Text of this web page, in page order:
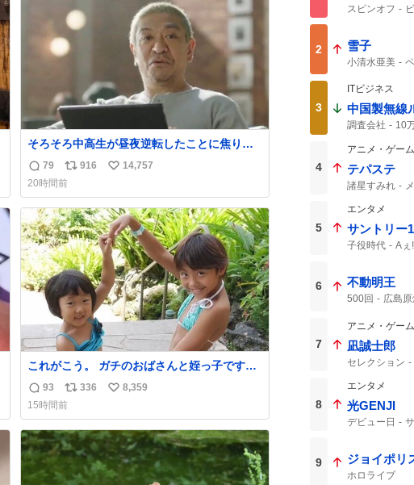
そろそろ中高生が昼夜逆転したことに焦り始
める時期やね
返
信
数
79
リ
ポ
ス
ト
数
916
い
ね
数
14,757
20時間前
これがこう。 ガチのおばさんと姪っ子です。
（身長抜かされててしぬ笑） #ヤツルギ12 #
家族でヒロイン
返
信
数
93
リ
ポ
ス
ト
数
336
い
ね
数
8,359
15時間前
スピンオフ
2 雪子
小清水亜美
3
ITビジネス
中国製無線
調査会社 10
4
アニメ・ゲーム
テパステ
諸星すみれ
5
エンタメ
サントリー
子役時代 Aぇ
6 不動明王
500回 広島
7
アニメ・ゲーム
凪誠士郎
セレクション
8
エンタメ
光GENJI
デビュー日
9 ジョイポリ
ホロライブ